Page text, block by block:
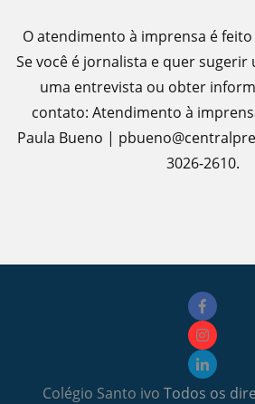
O atendimento à imprensa é
Se você é jornalista e quer sugerir
uma entrevista ou obter
contato: Atendimento à
Paula Bueno |
3026-2610.
Colégio Santo ivo Todos os